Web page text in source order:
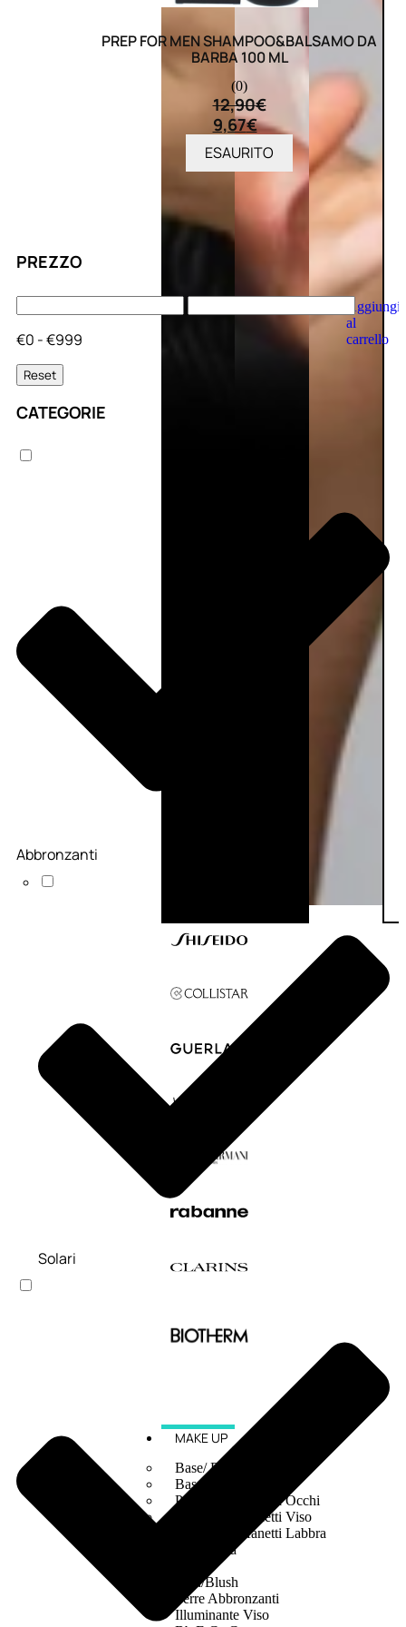
Aggiungi
al
carrello
MAKE UP
Base/ Primer Occhi
Base/ Primer Viso
Palette E Cofanetti Occhi
Palette E Cofanetti Viso
Palette E Cofanetti Labbra
Fondotinta
Fard/Blush
Terre Abbronzanti
Illuminante Viso
PREZZO
€0 - €999
Reset
CATEGORIE
Abbronzanti
Solari
PREP FOR MEN SHAMPOO&BALSAMO DA
BARBA 100 ML
(0)
12,90€
9,67€
ESAURITO